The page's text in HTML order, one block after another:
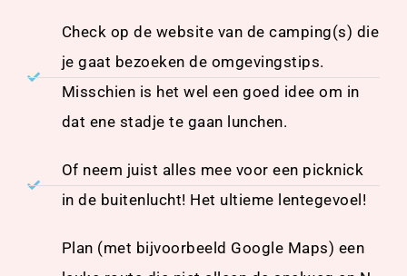
Check op de website van de camping(s) die
je gaat bezoeken de omgevingstips.
Misschien is het wel een goed idee om in
dat ene stadje te gaan lunchen.
Of neem juist alles mee voor een picknick
in de buitenlucht! Het ultieme lentegevoel!
Plan (met bijvoorbeeld Google Maps) een